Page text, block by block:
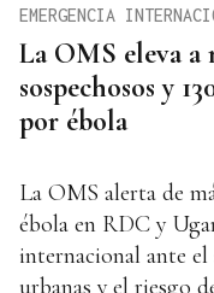
La OMS eleva a
sospechosos y
por ébola
EMERGENCIA
La OMS alerta de
ébola en RDC y
internacional ante el